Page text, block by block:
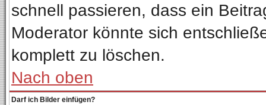
schnell passieren, dass ein
Moderator könnte sich
komplett zu löschen.
Nach oben
Darf ich Bilder einfügen?